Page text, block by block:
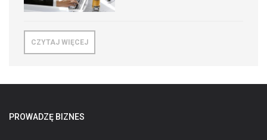
CZYTAJ WIĘCEJ
PROWADZĘ BIZNES